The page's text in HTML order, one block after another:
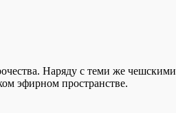
Наряду с теми же чешскими
эфирном пространстве.